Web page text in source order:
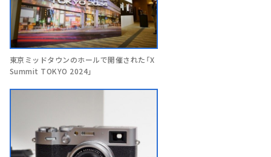
東京ミッドタウンのホールで開催された「X
Summit TOKYO 2024」